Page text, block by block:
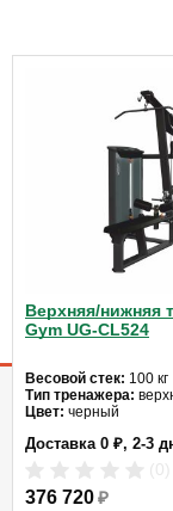
Верхняя/нижняя
Gym UG-CL524
Весовой стек: 100 кг
Тип тренажера:
Цвет: черный
Доставка 0 ₽, 2-3
376 720₽
Отзывов пока
Написать отзыв
Все отзывы про
Тренажер для
товару
МАГАЗИН
Вакансии
Контакты